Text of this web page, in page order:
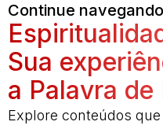
Continue navegando
Sua
a Palavra de
Explore conteúdos